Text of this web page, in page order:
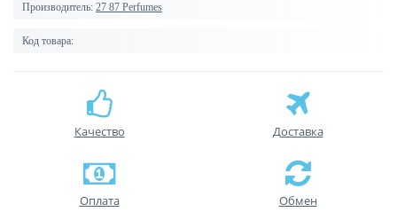
Производитель: 27 87 Perfumes
Код товара:
Качество Доставка
Оплата Обмен